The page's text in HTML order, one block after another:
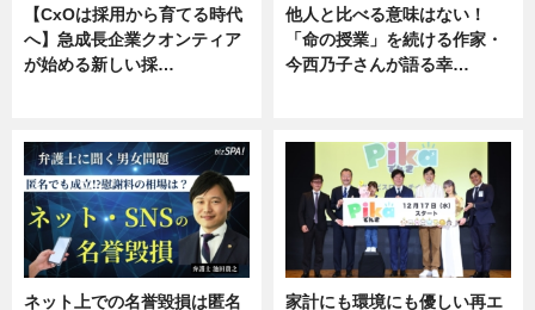
【CxOは採用から育てる時代
へ】急成長企業クオンティア
が始める新しい採…
他人と比べる意味はない！
「命の授業」を続ける作家・
今西乃子さんが語る幸…
ネット上での名誉毀損は匿名
家計にも環境にも優しい再エ